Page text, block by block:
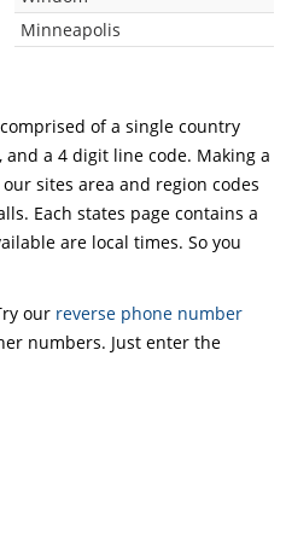
Minneapolis
of a single country
and a 4 digit line code. Making a
sites area and region codes
Each states page contains a
are local times. So you
our reverse phone number
numbers. Just enter the